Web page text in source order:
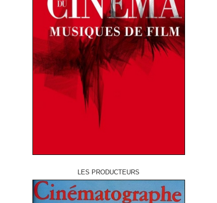
LES PRODUCTEURS